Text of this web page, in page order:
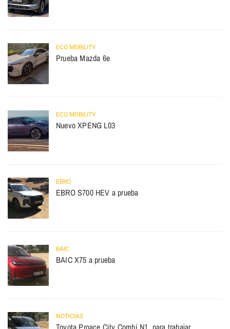
ECO MOBILITY
Prueba Mazda 6e
ECO MOBILITY
Nuevo XPENG L03
EBRO
EBRO S700 HEV a prueba
BAIC
BAIC X75 a prueba
NOTICIAS